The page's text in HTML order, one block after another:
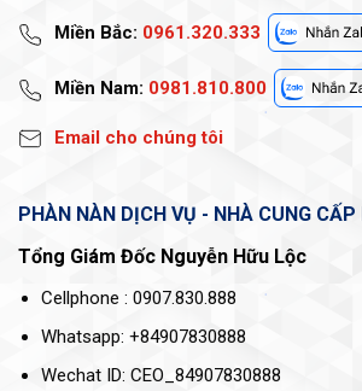
Miền Bắc: 0961.320.333
Miền Nam: 0981.810.800
Email cho chúng tôi
PHÀN NÀN DỊCH VỤ - NHÀ CUNG CẤP
Tổng Giám Đốc Nguyễn Hữu Lộc
Cellphone : 0907.830.888
Whatsapp: +84907830888
Wechat ID: CEO_84907830888